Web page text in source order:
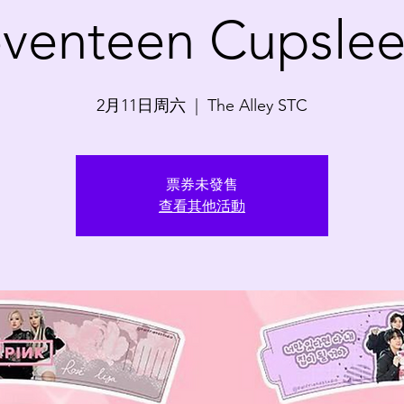
2月11日周六 The Alley STC
票券未發售
查看其他活動